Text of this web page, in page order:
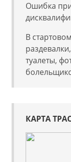
Ошибка
В
р
туалеты,
КАРТА